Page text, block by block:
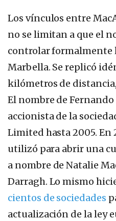
Los vínculos entre
no se limitan a que el
controlar formalmente
Marbella. Se replicó
kilómetros de
El nombre de
accionista de la
Limited hasta 2005. En
utilizó para abrir una
a nombre de Natalie
Darragh. Lo mismo
cientos de sociedades
actualización de la ley